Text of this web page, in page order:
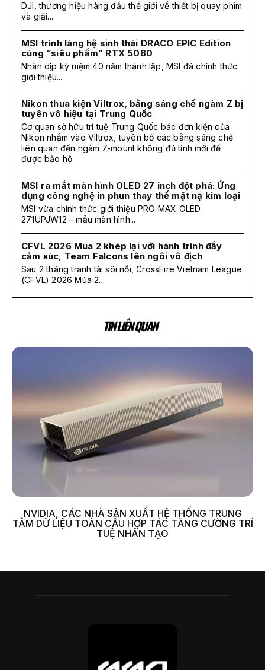
DJI, thương hiệu hàng đầu thế giới về thiết bị quay phim
và giải...
MSI trình làng hệ sinh thái DRACO EPIC Edition
cùng “siêu phẩm” RTX 5080
Nhân dịp kỷ niệm 40 năm thành lập, MSI đã chính thức
giới thiệu...
Nikon thua kiện Viltrox, bằng sáng chế ngàm Z bị
tuyên vô hiệu tại Trung Quốc
Cơ quan sở hữu trí tuệ Trung Quốc bác đơn kiện của
Nikon nhắm vào Viltrox, tuyên bố các bằng sáng chế
liên quan đến ngàm Z-mount không đủ tính mới để
được bảo hộ.
MSI ra mắt màn hình OLED 27 inch đột phá: Ứng
dụng công nghệ in phun thay thế mặt nạ kim loại
MSI vừa chính thức giới thiệu PRO MAX OLED
271UPJW12 – mẫu màn hình...
CFVL 2026 Mùa 2 khép lại với hành trình đầy
cảm xúc, Team Falcons lên ngôi vô địch
Sau 2 tháng tranh tài sôi nổi, CrossFire Vietnam League
(CFVL) 2026 Mùa 2...
TIN LIÊN QUAN
NVIDIA, CÁC NHÀ SẢN XUẤT HỆ THỐNG TRUNG
TÂM DỮ LIỆU TOÀN CẦU HỢP TÁC TĂNG CƯỜNG TRÍ
TUỆ NHÂN TẠO